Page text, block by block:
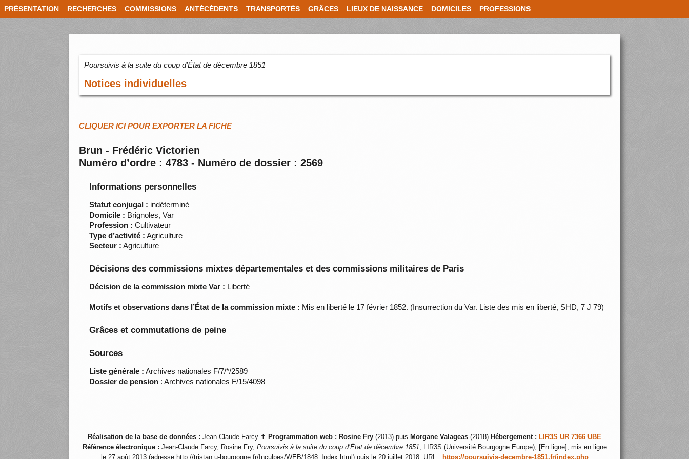
PRÉSENTATION RECHERCHES COMMISSIONS ANTÉCÉDENTS TRANSPORTÉS GRÂCES LIEUX DE NAISSANCE DOMICILES PROFESSIONS
Poursuivis à la suite du coup d’État de décembre 1851
Notices individuelles
CLIQUER ICI POUR EXPORTER LA FICHE
Brun - Frédéric Victorien
Numéro d’ordre : 4783 - Numéro de dossier : 2569
Informations personnelles
Statut conjugal : indéterminé
Domicile : Brignoles, Var
Profession : Cultivateur
Type d’activité : Agriculture
Secteur : Agriculture
Décisions des commissions mixtes départementales et des commissions militaires de Paris
Décision de la commission mixte Var : Liberté
Motifs et observations dans l’État de la commission mixte : Mis en liberté le 17 février 1852. (Insurrection du Var. Liste des mis en liberté, SHD, 7 J 79)
Grâces et commutations de peine
Sources
Liste générale : Archives nationales F/7/*/2589
Dossier de pension : Archives nationales F/15/4098
Réalisation de la base de données : Jean-Claude Farcy ✝ Programmation web : Rosine Fry (2013) puis Morgane Valageas (2018) Hébergement : LIR3S UR 7366 UBE
Référence électronique : Jean-Claude Farcy, Rosine Fry, Poursuivis à la suite du coup d’État de décembre 1851 , LIR3S (Université Bourgogne Europe), [En ligne], mis en ligne
le 27 août 2013 (adresse http://tristan.u-bourgogne.fr/Inculpes/WEB/1848_Index.html) puis le 20 juillet 2018, URL : https://poursuivis-decembre-1851.fr/index.php